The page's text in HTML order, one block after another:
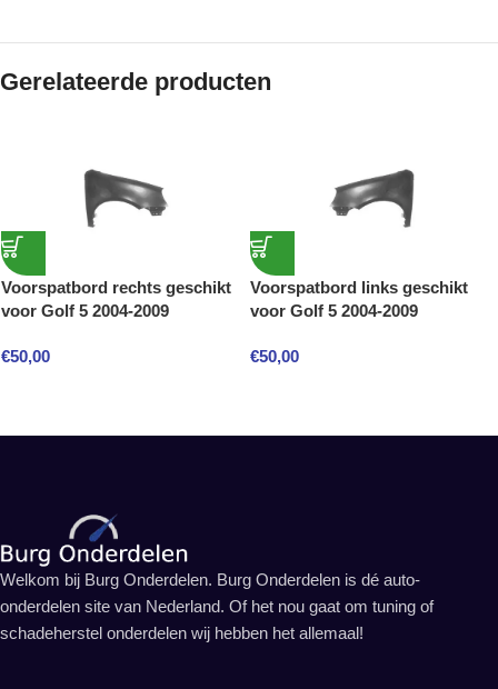
Gerelateerde producten
Voorspatbord rechts geschikt
voor Golf 5 2004-2009
€50,00
Voorspatbord links geschikt
voor Golf 5 2004-2009
€50,00
Welkom bij Burg Onderdelen. Burg Onderdelen is dé auto-
onderdelen site van Nederland. Of het nou gaat om tuning of
schadeherstel onderdelen wij hebben het allemaal!